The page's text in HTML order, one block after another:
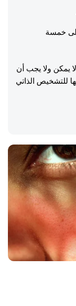
إلى خمسة
يمكن ولا يجب أن
للتشخيص الذاتي